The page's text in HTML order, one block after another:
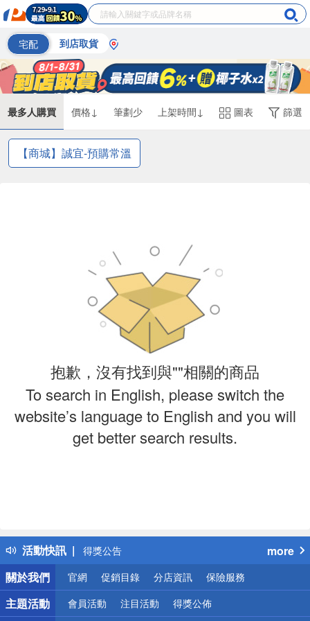
宅配 到店取貨
最多人購買 價格↓ 筆劃少 上架時間↓ 圖表 篩選
【商城】誠宜-預購常溫
抱歉，沒有找到與""相關的商品
To search in English, please switch the
website’s language to English and you will
get better search results.
活動快訊
得獎公告
熱門話題
銀行優惠
偏遠地區配送
詐騙網頁！請小心！
more
關於我們
官網 促銷目錄 分店資訊 保險服務
主題活動 會員活動 注目活動 得獎公佈